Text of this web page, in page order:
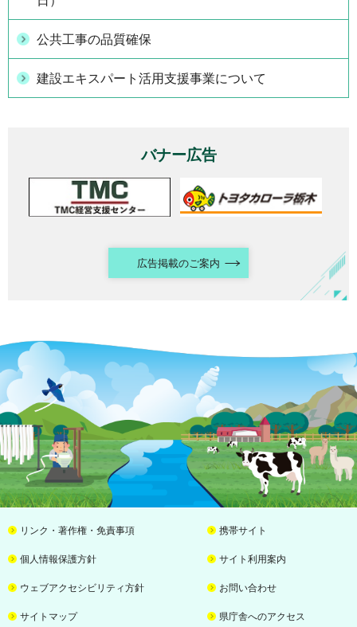
公共工事の品質確保
建設エキスパート活用支援事業について
バナー広告
広告掲載のご案内
リンク・著作権・免責事項 携帯サイト
個人情報保護方針 サイト利用案内
ウェブアクセシビリティ方針 お問い合わせ
サイトマップ 県庁舎へのアクセス